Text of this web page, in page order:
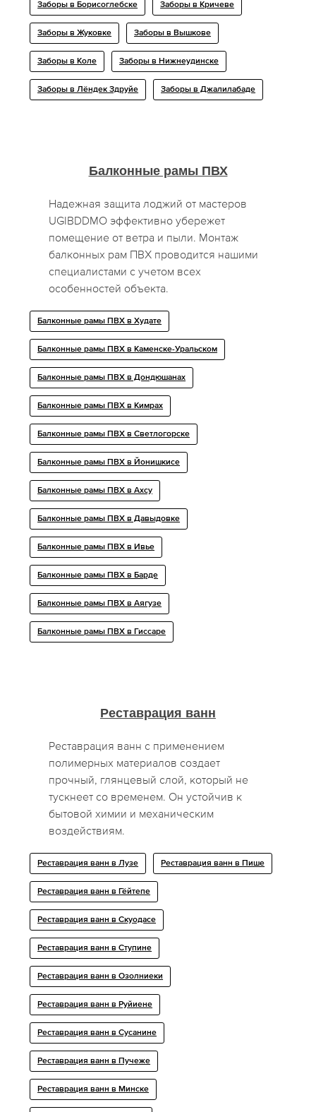
Заборы в Борисоглебске Заборы в Кричеве
Заборы в Жуковке Заборы в Вышкове
Заборы в Коле Заборы в Нижнеудинске
Заборы в Лёндек Здруйе Заборы в Джалилабаде
Балконные рамы ПВХ
Надежная защита лоджий от мастеров
UGIBDDMO эффективно убережет
помещение от ветра и пыли. Монтаж
балконных рам ПВХ проводится нашими
специалистами с учетом всех
особенностей объекта.
Балконные рамы ПВХ в Худате
Балконные рамы ПВХ в Каменске-Уральском
Балконные рамы ПВХ в Дондюшанах
Балконные рамы ПВХ в Кимрах
Балконные рамы ПВХ в Светлогорске
Балконные рамы ПВХ в Йонишкисе
Балконные рамы ПВХ в Ахсу
Балконные рамы ПВХ в Давыдовке
Балконные рамы ПВХ в Ивье
Балконные рамы ПВХ в Барде
Балконные рамы ПВХ в Аягузе
Балконные рамы ПВХ в Гиссаре
Реставрация ванн
Реставрация ванн с применением
полимерных материалов создает
прочный, глянцевый слой, который не
тускнеет со временем. Он устойчив к
бытовой химии и механическим
воздействиям.
Реставрация ванн в Лузе Реставрация ванн в Пише
Реставрация ванн в Гёйтепе
Реставрация ванн в Скуодасе
Реставрация ванн в Ступине
Реставрация ванн в Озолниеки
Реставрация ванн в Руйиене
Реставрация ванн в Сусанине
Реставрация ванн в Пучеже
Реставрация ванн в Минске